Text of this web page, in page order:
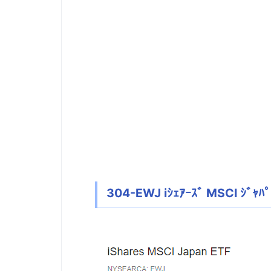
304-EWJ iｼｪｱｰｽﾞ MSCI ｼﾞｬﾊ